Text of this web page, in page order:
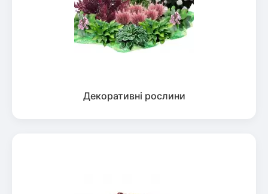
Декоративні рослини